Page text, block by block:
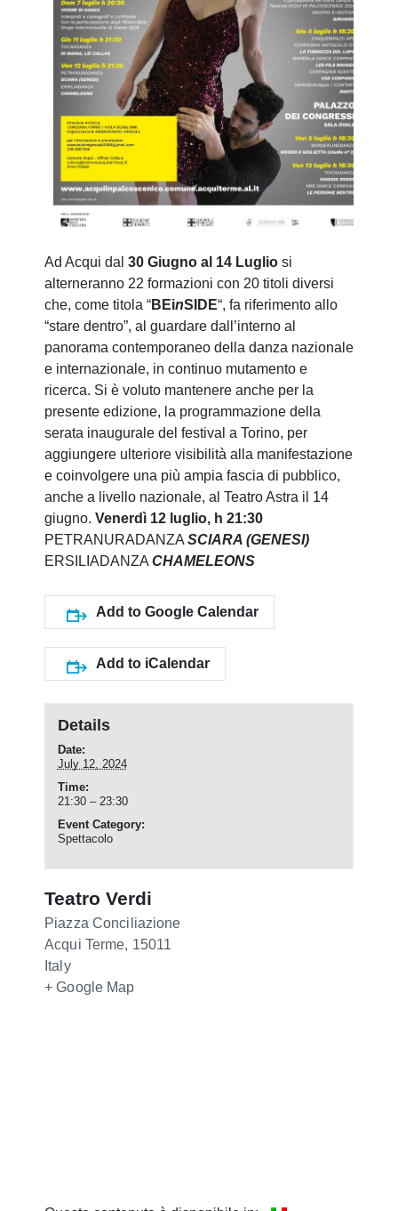
Ad Acqui dal 30 Giugno al 14 Luglio si
alterneranno 22 formazioni con 20 titoli diversi
che, come titola “BEinSIDE“, fa riferimento allo
“stare dentro”, al guardare dall’interno al
panorama contemporaneo della danza nazionale
e internazionale, in continuo mutamento e
ricerca. Si è voluto mantenere anche per la
presente edizione, la programmazione della
serata inaugurale del festival a Torino, per
aggiungere ulteriore visibilità alla manifestazione
e coinvolgere una più ampia fascia di pubblico,
anche a livello nazionale, al Teatro Astra il 14
giugno. Venerdì 12 luglio, h 21:30
PETRANURADANZA SCIARA (GENESI)
ERSILIADANZA CHAMELEONS
Add to Google Calendar
Add to iCalendar
Details
Date:
July 12, 2024
Time:
21:30 – 23:30
Event Category:
Spettacolo
Teatro Verdi
Piazza Conciliazione
Acqui Terme, 15011
Italy
+ Google Map